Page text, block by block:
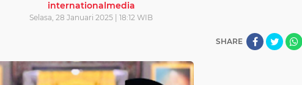
internationalmedia
Selasa, 28 Januari 2025 | 18:12 WIB
SHARE